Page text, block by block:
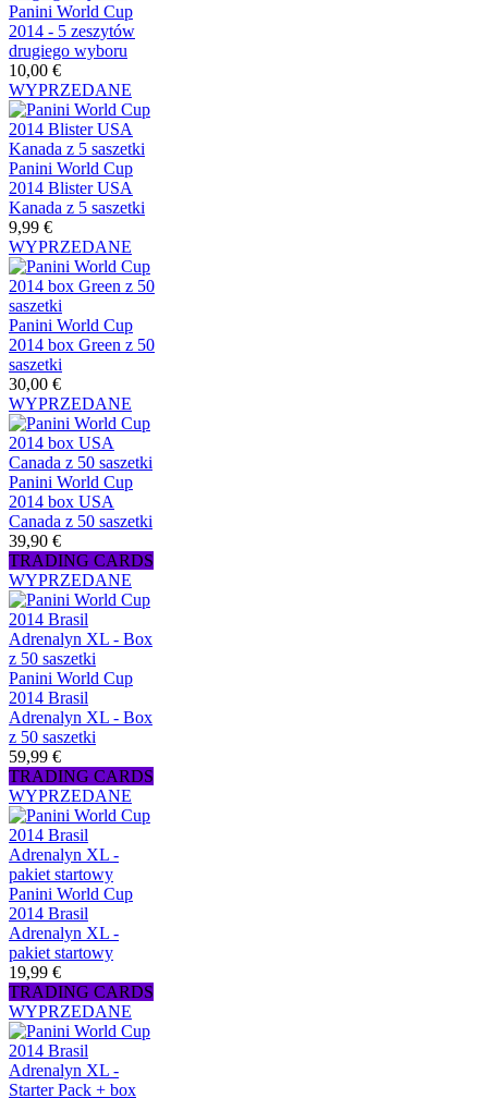
Panini World Cup
2014 - 5 zeszytów
drugiego wyboru
10,00 €
WYPRZEDANE
Panini World Cup
2014 Blister USA
Kanada z 5 saszetki
9,99 €
WYPRZEDANE
Panini World Cup
2014 box Green z 50
saszetki
30,00 €
WYPRZEDANE
Panini World Cup
2014 box USA
Canada z 50 saszetki
39,90 €
TRADING CARDS
WYPRZEDANE
Panini World Cup
2014 Brasil
Adrenalyn XL - Box
z 50 saszetki
59,99 €
TRADING CARDS
WYPRZEDANE
Panini World Cup
2014 Brasil
Adrenalyn XL -
pakiet startowy
19,99 €
TRADING CARDS
WYPRZEDANE